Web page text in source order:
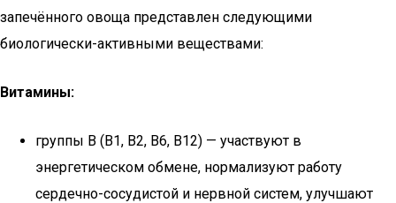
запечённого овоща представлен следующими
биологически-активными веществами:
Витамины:
группы В (В1, В2, В6, В12) — участвуют в
энергетическом обмене, нормализуют работу
сердечно-сосудистой и нервной систем, улучшают